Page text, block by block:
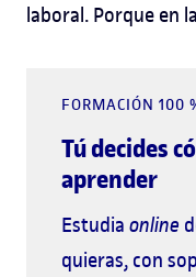
laboral. Porque en
FORMACIÓN 100
Tú decides
aprender
Estudia online
quieras, con